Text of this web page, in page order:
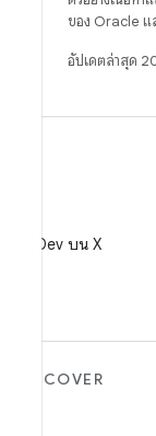
ของ Oracle แ
อัปเดตล่าสุด
บน X
DISCOVER